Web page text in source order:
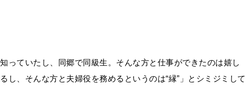
っていたし、同郷で同級生。そんな方と仕事ができたのは嬉し
し、そんな方と夫婦役を務めるというのは“縁”」とシミジミして